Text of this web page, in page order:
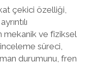
çekici özelliği,
mekanik ve fiziksel
süreci,
durumunu, fren